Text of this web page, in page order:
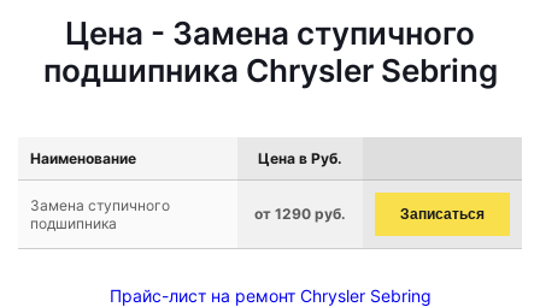
Цена - Замена ступичного
подшипника Chrysler Sebring
Наименование Цена в Руб.
Замена ступичного
подшипника
от 1290 руб. Записаться
Прайс-лист на ремонт Chrysler Sebring